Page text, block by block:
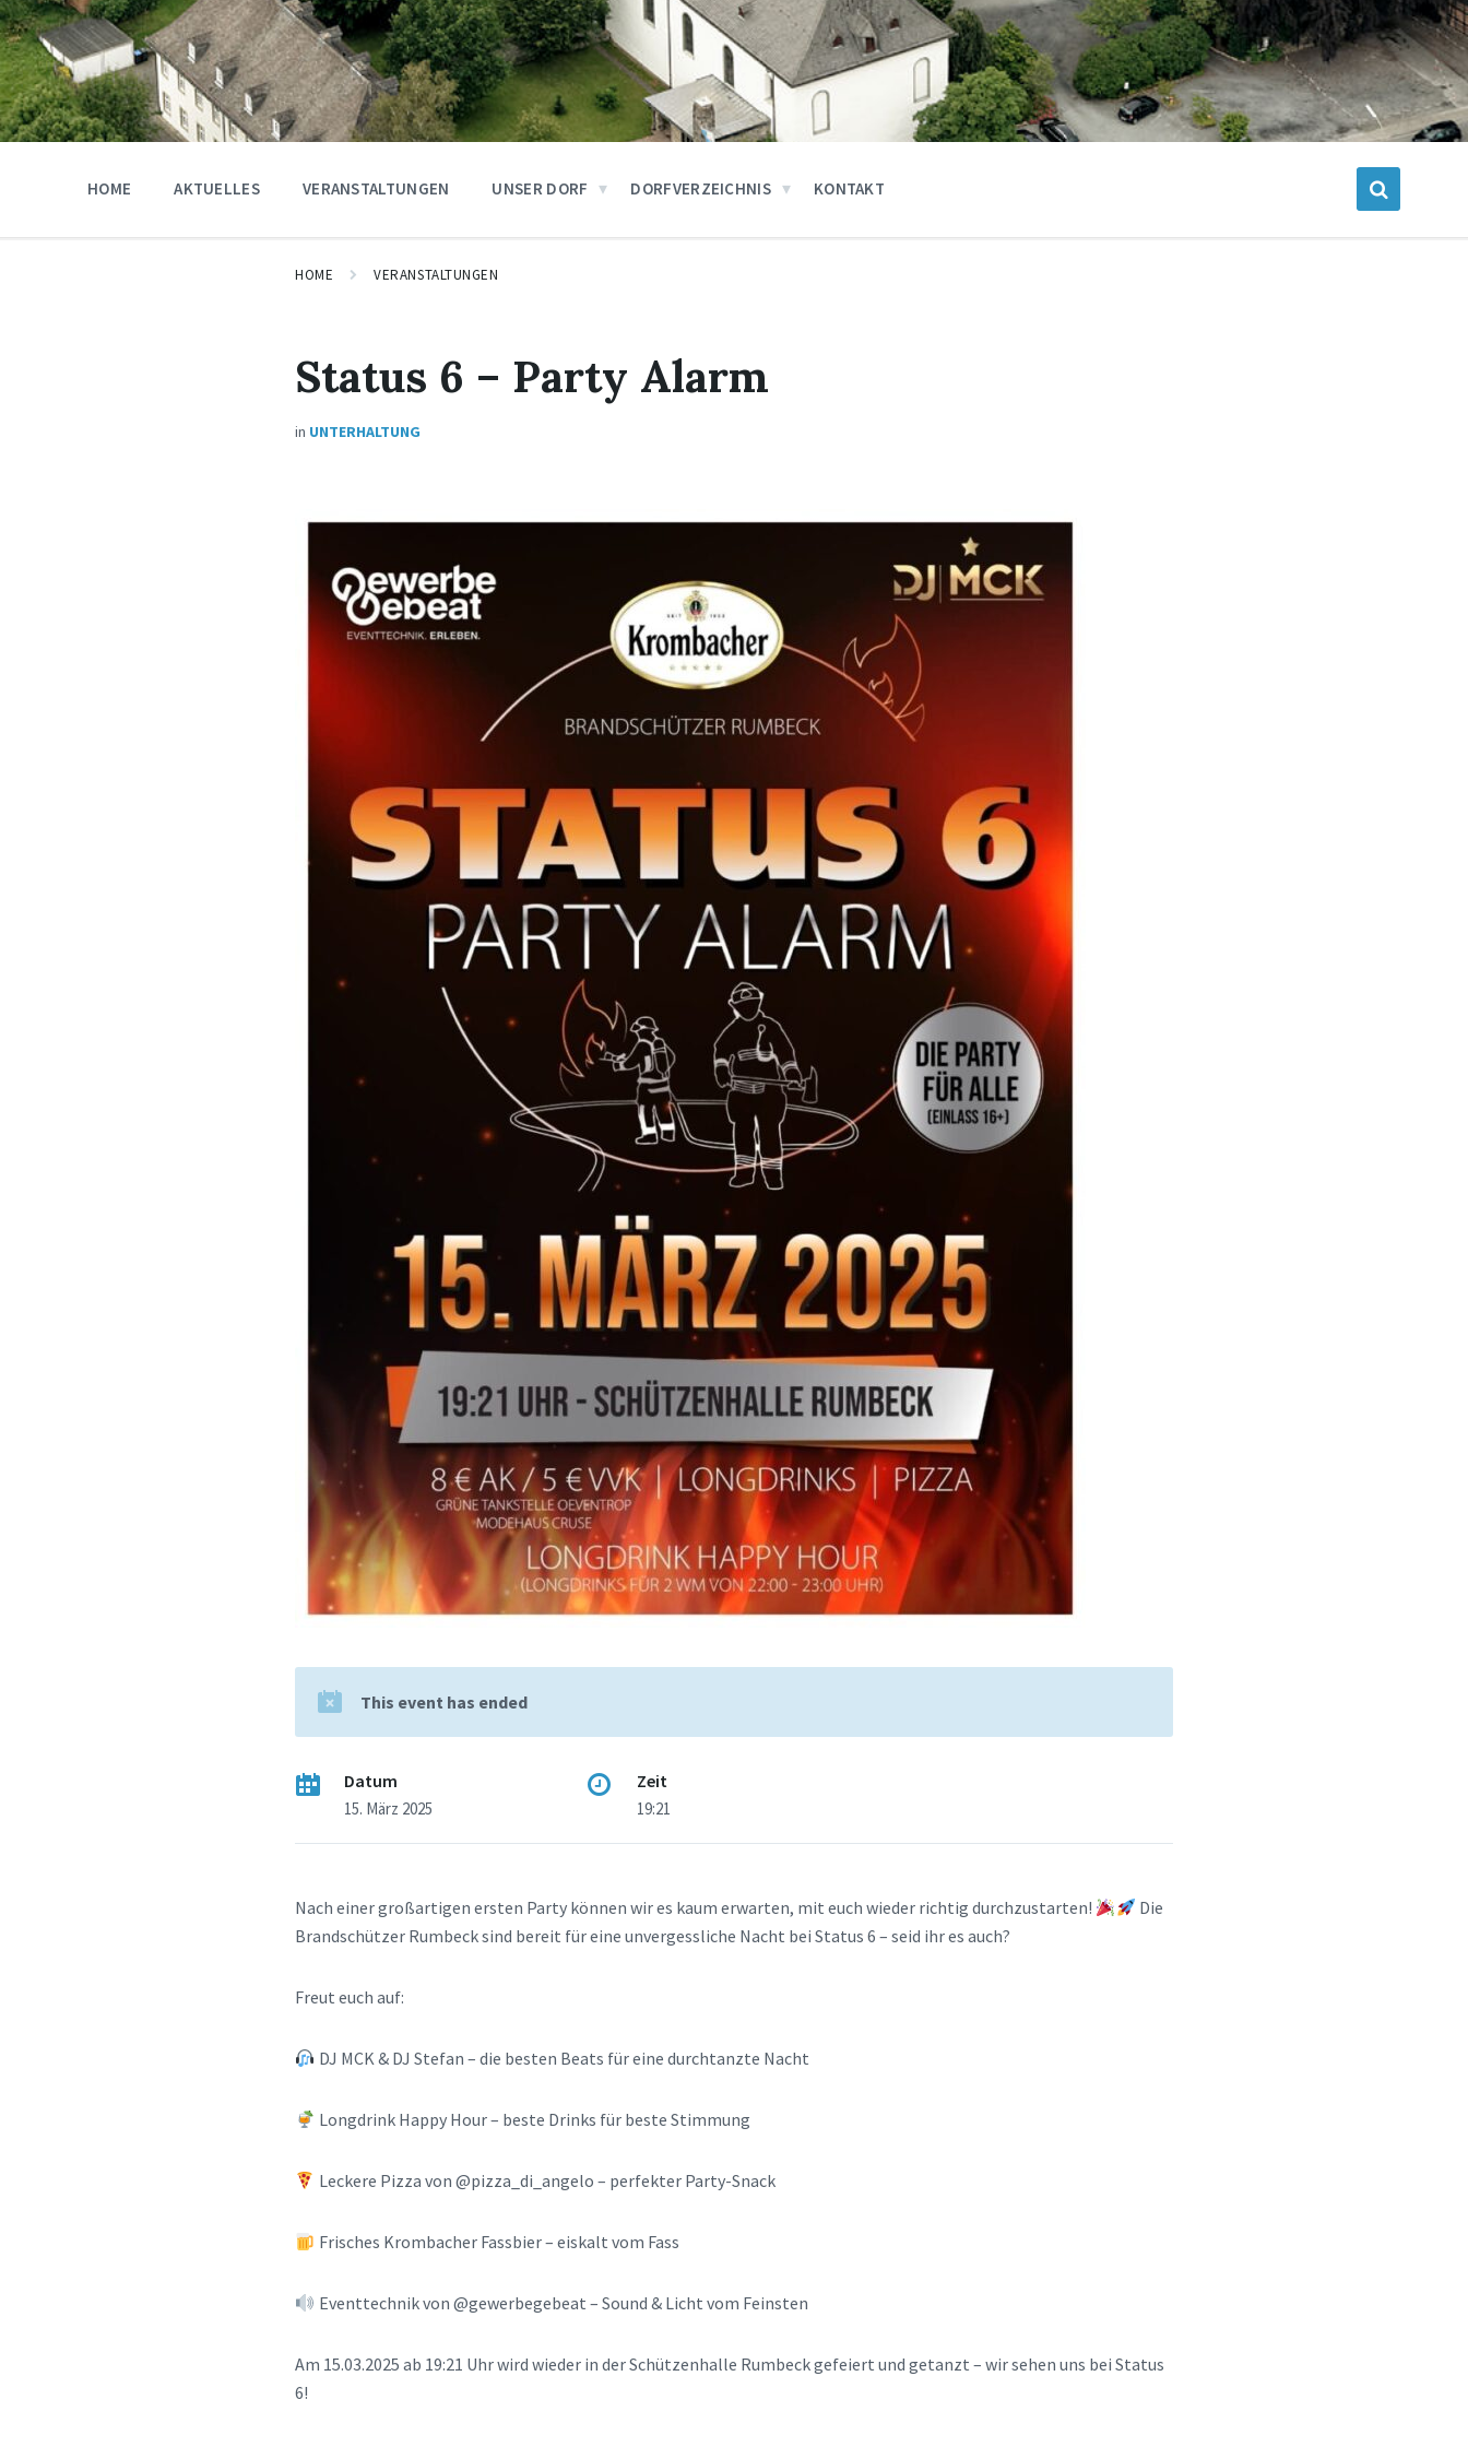
HOME AKTUELLES VERANSTALTUNGEN UNSER DORF DORFVERZEICHNIS KONTAKT
HOME VERANSTALTUNGEN
Status 6 – Party Alarm
in UNTERHALTUNG
This event has ended
Datum
15. März 2025
Zeit
19:21
Nach einer großartigen ersten Party können wir es kaum erwarten, mit euch wieder richtig durchzustarten!
Die
Brandschützer Rumbeck sind bereit für eine unvergessliche Nacht bei Status 6 – seid ihr es auch?
Freut euch auf:
DJ MCK & DJ Stefan – die besten Beats für eine durchtanzte Nacht
Longdrink Happy Hour – beste Drinks für beste Stimmung
Leckere Pizza von @pizza_di_angelo – perfekter Party-Snack
Frisches Krombacher Fassbier – eiskalt vom Fass
Eventtechnik von @gewerbegebeat – Sound & Licht vom Feinsten
Am 15.03.2025 ab 19:21 Uhr wird wieder in der Schützenhalle Rumbeck gefeiert und getanzt – wir sehen uns bei Status
6!